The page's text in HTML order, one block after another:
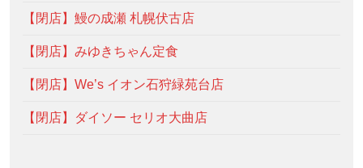
【閉店】鰻の成瀬 札幌伏古店
【閉店】みゆきちゃん定食
【閉店】We’s イオン石狩緑苑台店
【閉店】ダイソー セリオ大曲店